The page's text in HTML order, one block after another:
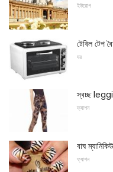
ইউরোপ
টেবিল টেপ
ঘর
স্বচ্ছ
ফ্যাশন
বাঘ
ফ্যাশন